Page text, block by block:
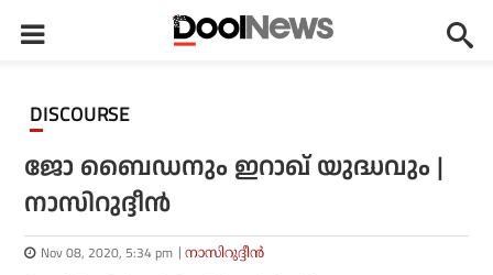
DISCOURSE
ജോ ബൈഡനും ഇറാഖ് യുദ്ധവും |
നാസിറുദ്ദീന്‍
Nov 08, 2020, 5:34 pm നാസിറുദ്ദീന്‍